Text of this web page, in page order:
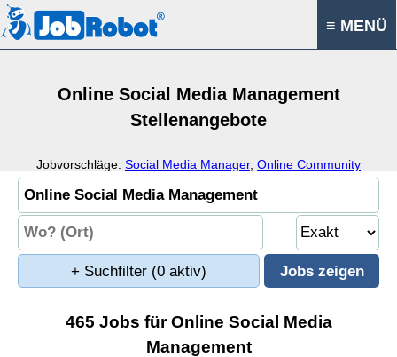
≡ MENÜ
Online Social Media Management
Stellenangebote
Jobvorschläge: Social Media Manager, Online Community
Manager,Social Media Experte,Social Media Berater
+ Suchfilter (0 aktiv)
465 Jobs für Online Social Media
Management